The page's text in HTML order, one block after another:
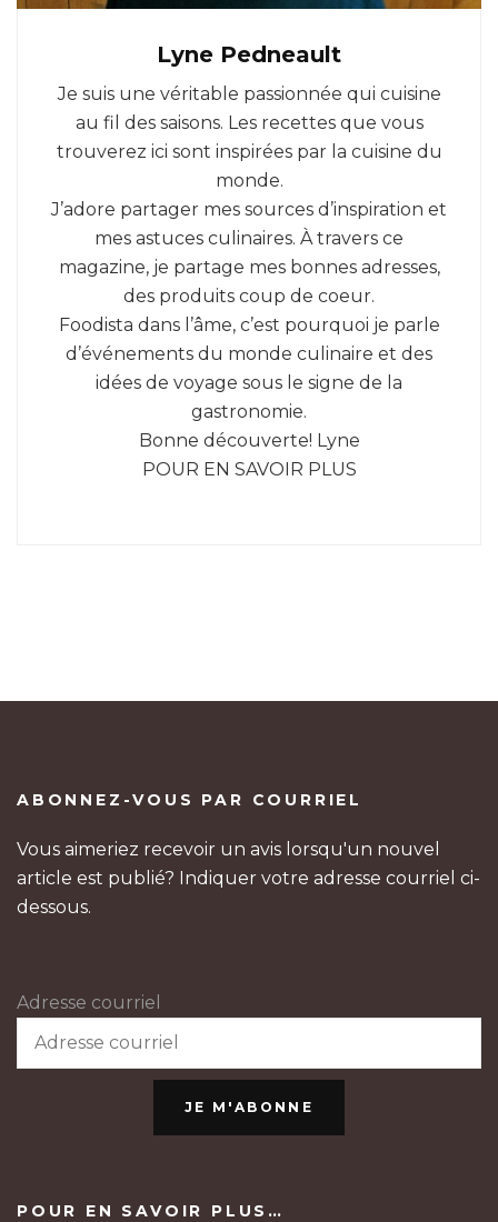
Lyne Pedneault
Je suis une véritable passionnée qui cuisine
au fil des saisons. Les recettes que vous
trouverez ici sont inspirées par la cuisine du
monde.
J’adore partager mes sources d’inspiration et
mes astuces culinaires. À travers ce
magazine, je partage mes bonnes adresses,
des produits coup de coeur.
Foodista dans l’âme, c’est pourquoi je parle
d’événements du monde culinaire et des
idées de voyage sous le signe de la
gastronomie.
Bonne découverte! Lyne
POUR EN SAVOIR PLUS
ABONNEZ-VOUS PAR COURRIEL
Vous aimeriez recevoir un avis lorsqu'un nouvel
article est publié? Indiquer votre adresse courriel ci-
dessous.
Adresse courriel
JE M'ABONNE
POUR EN SAVOIR PLUS…